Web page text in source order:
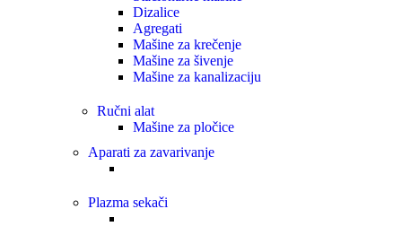
Dizalice
Agregati
Mašine za krečenje
Mašine za šivenje
Mašine za kanalizaciju
Ručni alat
Mašine za pločice
Aparati za zavarivanje
Plazma sekači